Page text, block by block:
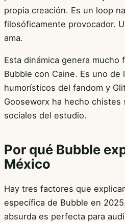
propia creación. Es un loop
filosóficamente provocador.
ama.
Esta dinámica genera mucho
Bubble con Caine. Es uno
humorísticos del fandom y
Gooseworx ha hecho chistes
sociales del estudio.
Por qué Bubble
México
Hay tres factores que
específica de Bubble en
absurda es perfecta para